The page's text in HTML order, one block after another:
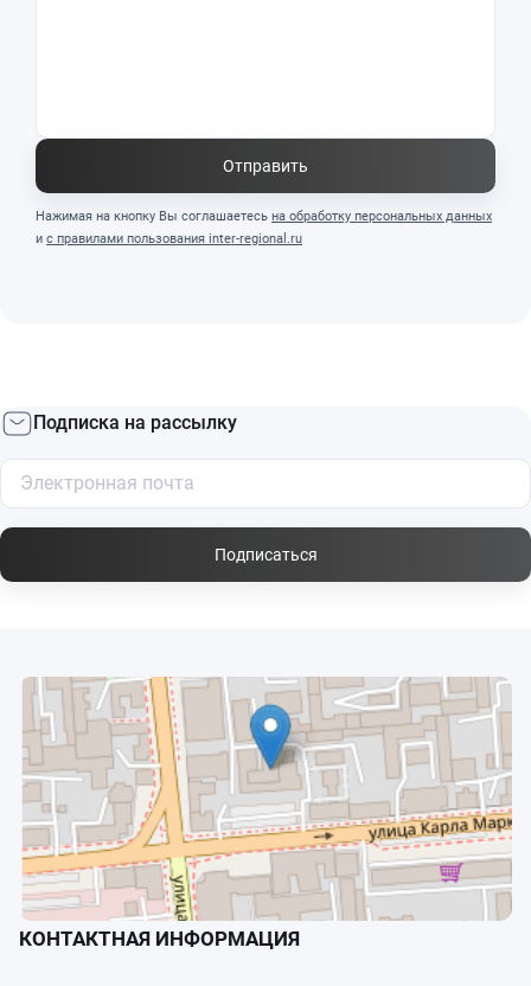
Отправить
Нажимая на кнопку Вы соглашаетесь на обработку персональных данных
и с правилами пользования inter-regional.ru
Подписка на рассылку
Подписаться
КОНТАКТНАЯ ИНФОРМАЦИЯ